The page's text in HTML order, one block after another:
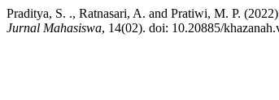
Praditya, S. ., Ratnasari, A. and Pratiwi, M. P.
Jurnal Mahasiswa, 14(02). doi: 10.20885/